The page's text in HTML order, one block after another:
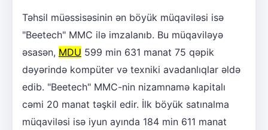
Təhsil müəssisəsinin ən böyük müqaviləsi isə
"Beetech" MMC ilə imzalanıb. Bu müqaviləyə
əsasən, MDU 599 min 631 manat 75 qəpik
dəyərində kompüter və texniki avadanlıqlar əldə
edib. "Beetech" MMC-nin nizamnamə kapitalı
cəmi 20 manat təşkil edir. İlk böyük satınalma
müqaviləsi isə iyun ayında 184 min 611 manat